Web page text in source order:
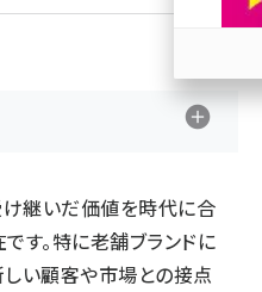
け継いだ価値を時代に合
す。特に老舗ブランドに
しい顧客や市場との接点
参